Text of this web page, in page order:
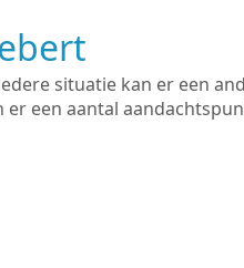
situatie kan er een
een aantal